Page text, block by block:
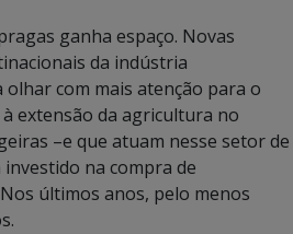
ganha espaço. Novas
da indústria
olhar com mais atenção para o
extensão da agricultura no
–e que atuam nesse setor de
na compra de
últimos anos, pelo menos